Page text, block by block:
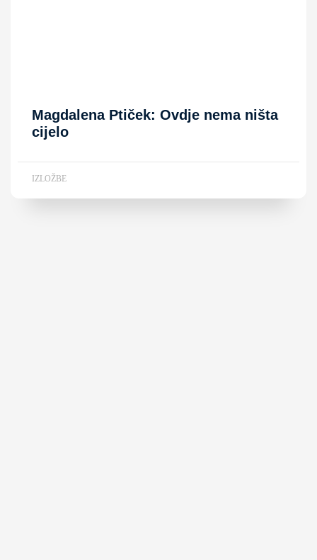
Magdalena Ptiček: Ovdje nema ništa
cijelo
IZLOŽBE